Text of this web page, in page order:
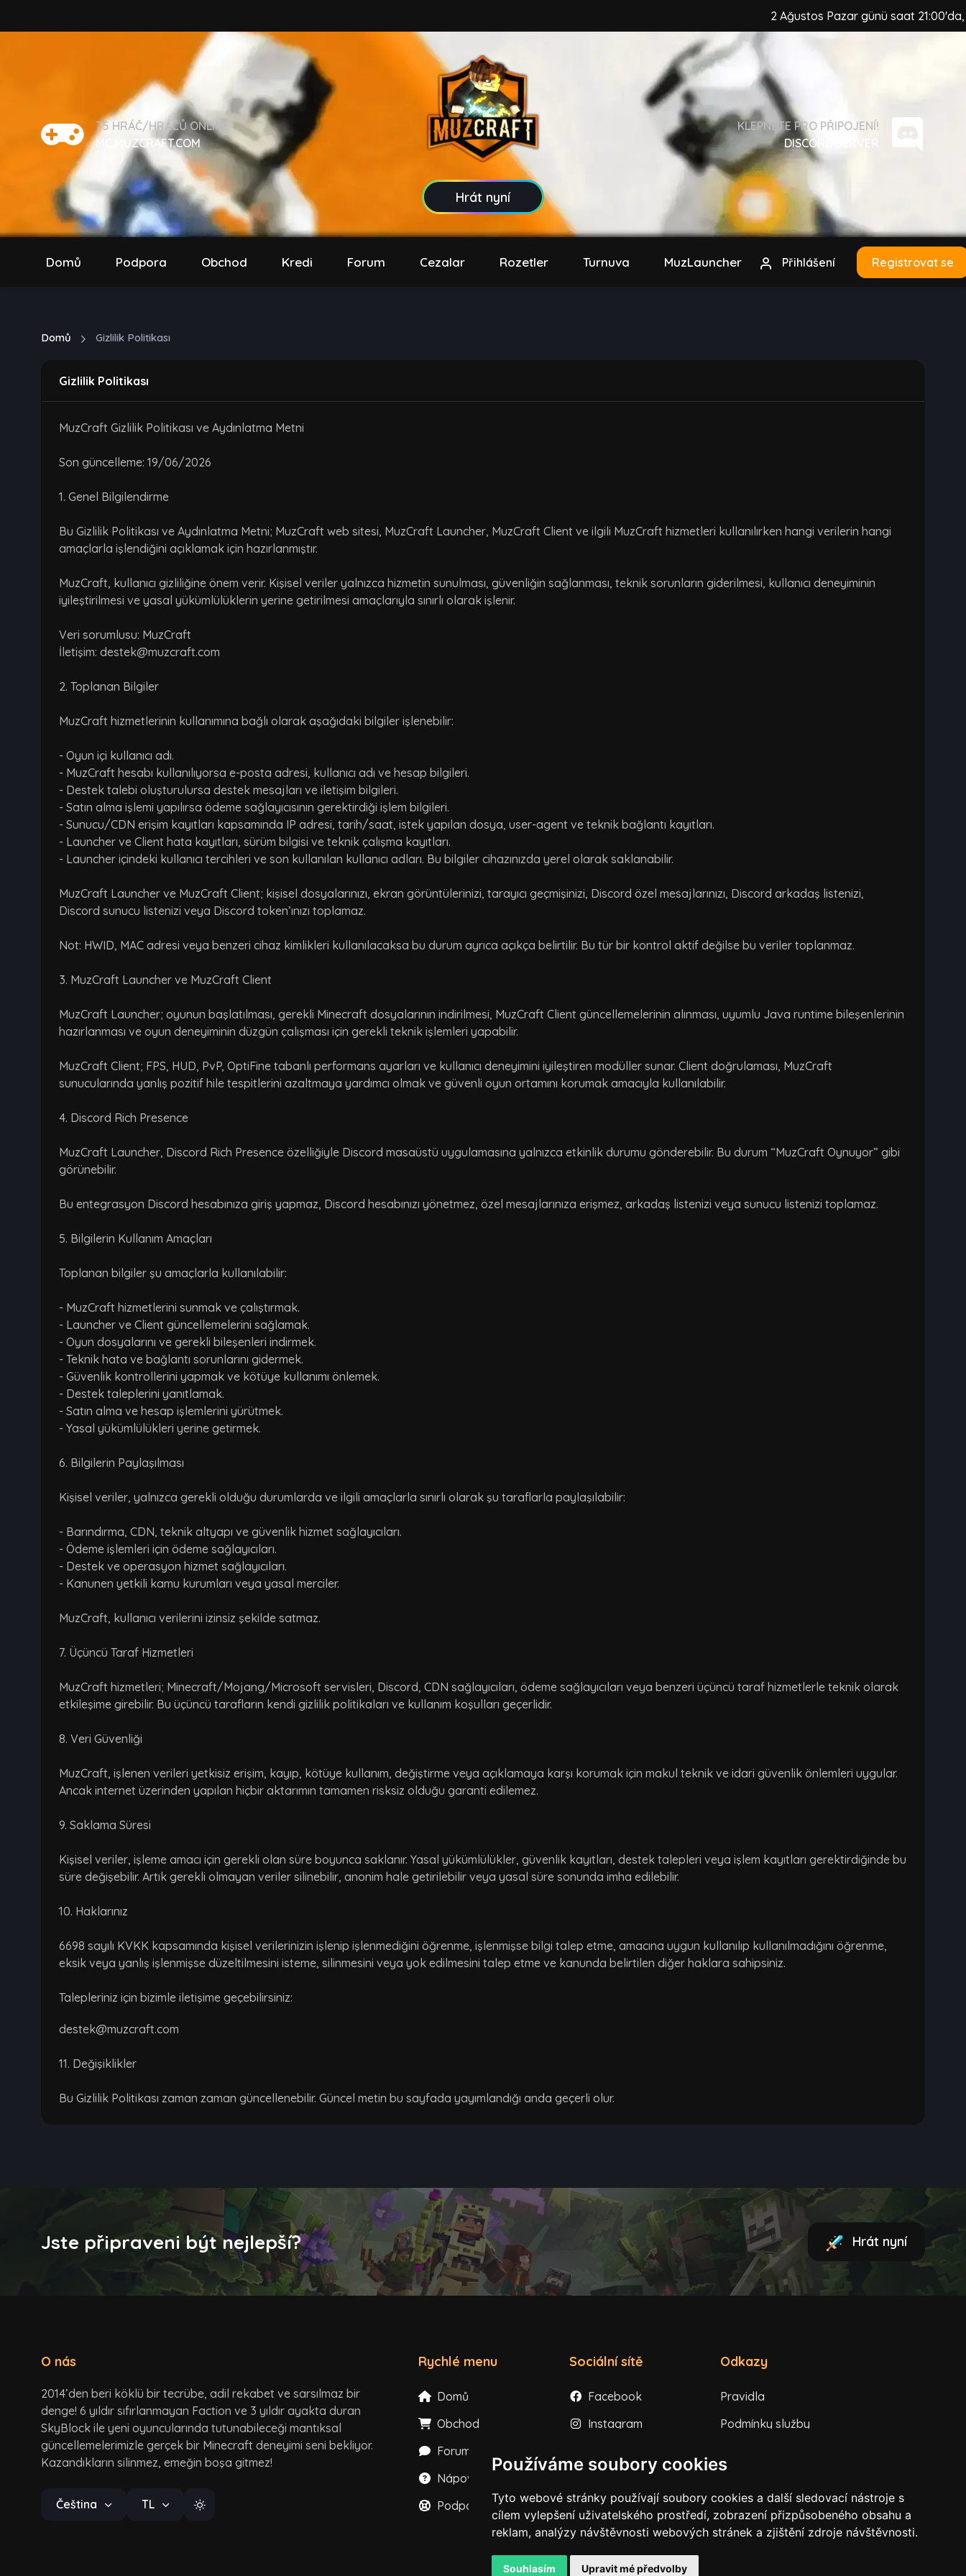
Používáme soubory cookies
Tyto webové stránky používají soubory cookies a další sledovací nástroje s
cílem vylepšení uživatelského prostředí, zobrazení přizpůsobeného obsahu a
reklam, analýzy návštěvnosti webových stránek a zjištění zdroje návštěvnosti.
Souhlasím Upravit mé předvolby
2 Ağustos Pazar günü saat 21:00'da,
75 HRÁČ/HRÁČŮ ONLINE
MC.MUZCRAFT.COM
Hrát nyní
KLEPNĚTE PRO PŘIPOJENÍ!
DISCORD SERVER
Přihlášení Registrovat se
Domů Podpora Obchod Kredi Forum Cezalar Rozetler Turnuva MuzLauncher
Domů Gizlilik Politikası
Gizlilik Politikası
MuzCraft Gizlilik Politikası ve Aydınlatma Metni
Son güncelleme: 19/06/2026
1. Genel Bilgilendirme
Bu Gizlilik Politikası ve Aydınlatma Metni; MuzCraft web sitesi, MuzCraft Launcher, MuzCraft Client ve ilgili MuzCraft hizmetleri kullanılırken hangi verilerin hangi
amaçlarla işlendiğini açıklamak için hazırlanmıştır.
MuzCraft, kullanıcı gizliliğine önem verir. Kişisel veriler yalnızca hizmetin sunulması, güvenliğin sağlanması, teknik sorunların giderilmesi, kullanıcı deneyiminin
iyileştirilmesi ve yasal yükümlülüklerin yerine getirilmesi amaçlarıyla sınırlı olarak işlenir.
Veri sorumlusu: MuzCraft
İletişim: destek@muzcraft.com
2. Toplanan Bilgiler
MuzCraft hizmetlerinin kullanımına bağlı olarak aşağıdaki bilgiler işlenebilir:
- Oyun içi kullanıcı adı.
- MuzCraft hesabı kullanılıyorsa e-posta adresi, kullanıcı adı ve hesap bilgileri.
- Destek talebi oluşturulursa destek mesajları ve iletişim bilgileri.
- Satın alma işlemi yapılırsa ödeme sağlayıcısının gerektirdiği işlem bilgileri.
- Sunucu/CDN erişim kayıtları kapsamında IP adresi, tarih/saat, istek yapılan dosya, user-agent ve teknik bağlantı kayıtları.
- Launcher ve Client hata kayıtları, sürüm bilgisi ve teknik çalışma kayıtları.
- Launcher içindeki kullanıcı tercihleri ve son kullanılan kullanıcı adları. Bu bilgiler cihazınızda yerel olarak saklanabilir.
MuzCraft Launcher ve MuzCraft Client; kişisel dosyalarınızı, ekran görüntülerinizi, tarayıcı geçmişinizi, Discord özel mesajlarınızı, Discord arkadaş listenizi,
Discord sunucu listenizi veya Discord token’ınızı toplamaz.
Not: HWID, MAC adresi veya benzeri cihaz kimlikleri kullanılacaksa bu durum ayrıca açıkça belirtilir. Bu tür bir kontrol aktif değilse bu veriler toplanmaz.
3. MuzCraft Launcher ve MuzCraft Client
MuzCraft Launcher; oyunun başlatılması, gerekli Minecraft dosyalarının indirilmesi, MuzCraft Client güncellemelerinin alınması, uyumlu Java runtime bileşenlerinin
hazırlanması ve oyun deneyiminin düzgün çalışması için gerekli teknik işlemleri yapabilir.
MuzCraft Client; FPS, HUD, PvP, OptiFine tabanlı performans ayarları ve kullanıcı deneyimini iyileştiren modüller sunar. Client doğrulaması, MuzCraft
sunucularında yanlış pozitif hile tespitlerini azaltmaya yardımcı olmak ve güvenli oyun ortamını korumak amacıyla kullanılabilir.
4. Discord Rich Presence
MuzCraft Launcher, Discord Rich Presence özelliğiyle Discord masaüstü uygulamasına yalnızca etkinlik durumu gönderebilir. Bu durum “MuzCraft Oynuyor” gibi
görünebilir.
Bu entegrasyon Discord hesabınıza giriş yapmaz, Discord hesabınızı yönetmez, özel mesajlarınıza erişmez, arkadaş listenizi veya sunucu listenizi toplamaz.
5. Bilgilerin Kullanım Amaçları
Toplanan bilgiler şu amaçlarla kullanılabilir:
- MuzCraft hizmetlerini sunmak ve çalıştırmak.
- Launcher ve Client güncellemelerini sağlamak.
- Oyun dosyalarını ve gerekli bileşenleri indirmek.
- Teknik hata ve bağlantı sorunlarını gidermek.
- Güvenlik kontrollerini yapmak ve kötüye kullanımı önlemek.
- Destek taleplerini yanıtlamak.
- Satın alma ve hesap işlemlerini yürütmek.
- Yasal yükümlülükleri yerine getirmek.
6. Bilgilerin Paylaşılması
Kişisel veriler, yalnızca gerekli olduğu durumlarda ve ilgili amaçlarla sınırlı olarak şu taraflarla paylaşılabilir:
- Barındırma, CDN, teknik altyapı ve güvenlik hizmet sağlayıcıları.
- Ödeme işlemleri için ödeme sağlayıcıları.
- Destek ve operasyon hizmet sağlayıcıları.
- Kanunen yetkili kamu kurumları veya yasal merciler.
MuzCraft, kullanıcı verilerini izinsiz şekilde satmaz.
7. Üçüncü Taraf Hizmetleri
MuzCraft hizmetleri; Minecraft/Mojang/Microsoft servisleri, Discord, CDN sağlayıcıları, ödeme sağlayıcıları veya benzeri üçüncü taraf hizmetlerle teknik olarak
etkileşime girebilir. Bu üçüncü tarafların kendi gizlilik politikaları ve kullanım koşulları geçerlidir.
8. Veri Güvenliği
MuzCraft, işlenen verileri yetkisiz erişim, kayıp, kötüye kullanım, değiştirme veya açıklamaya karşı korumak için makul teknik ve idari güvenlik önlemleri uygular.
Ancak internet üzerinden yapılan hiçbir aktarımın tamamen risksiz olduğu garanti edilemez.
9. Saklama Süresi
Kişisel veriler, işleme amacı için gerekli olan süre boyunca saklanır. Yasal yükümlülükler, güvenlik kayıtları, destek talepleri veya işlem kayıtları gerektirdiğinde bu
süre değişebilir. Artık gerekli olmayan veriler silinebilir, anonim hale getirilebilir veya yasal süre sonunda imha edilebilir.
10. Haklarınız
6698 sayılı KVKK kapsamında kişisel verilerinizin işlenip işlenmediğini öğrenme, işlenmişse bilgi talep etme, amacına uygun kullanılıp kullanılmadığını öğrenme,
eksik veya yanlış işlenmişse düzeltilmesini isteme, silinmesini veya yok edilmesini talep etme ve kanunda belirtilen diğer haklara sahipsiniz.
Talepleriniz için bizimle iletişime geçebilirsiniz:
destek@muzcraft.com
11. Değişiklikler
Bu Gizlilik Politikası zaman zaman güncellenebilir. Güncel metin bu sayfada yayımlandığı anda geçerli olur.
Jste připraveni být nejlepší? Hrát nyní
O nás
2014’den beri köklü bir tecrübe, adil rekabet ve sarsılmaz bir
denge! 6 yıldır sıfırlanmayan Faction ve 3 yıldır ayakta duran
SkyBlock ile yeni oyuncularında tutunabileceği mantıksal
güncellemelerimizle gerçek bir Minecraft deneyimi seni bekliyor.
Kazandıkların silinmez, emeğin boşa gitmez!
Čeština TL
Rychlé menu
Domů
Obchod
Forum
Nápověda
Podpora
Sociální sítě
Facebook
Instagram
TikTok
Discord
Odkazy
Pravidla
Podmínky služby